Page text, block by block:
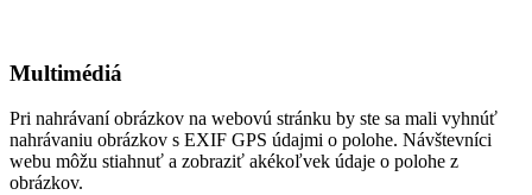
Multimédiá
Pri nahrávaní obrázkov na webovú stránku by ste sa mali vyhnúť
nahrávaniu obrázkov s EXIF GPS údajmi o polohe. Návštevníci
webu môžu stiahnuť a zobraziť akékoľvek údaje o polohe z
obrázkov.